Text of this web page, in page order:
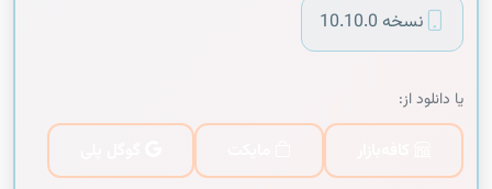
نسخه 10.10.0
یا دانلود از: